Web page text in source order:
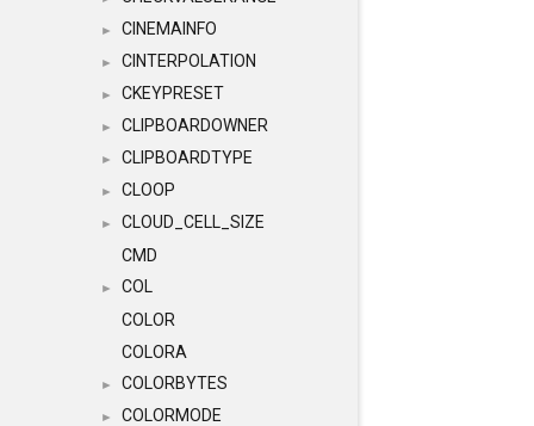
► CINEMAINFO
► CINTERPOLATION
► CKEYPRESET
► CLIPBOARDOWNER
► CLIPBOARDTYPE
► CLOOP
►
CLOUD_CELL_SIZE
CMD
►
COL
COLOR
COLORA
► COLORBYTES
► COLORMODE